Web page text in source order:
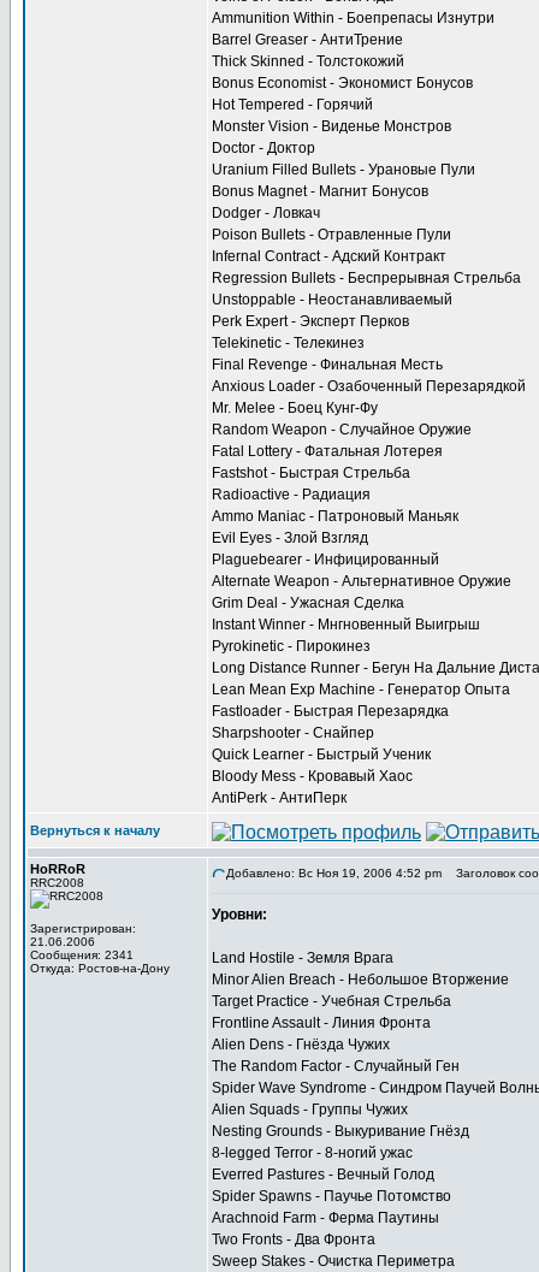
Ammunition Within - Боепрепасы Изнутри
Barrel Greaser - АнтиТрение
Thick Skinned - Толстокожий
Bonus Economist - Экономист Бонусов
Hot Tempered - Горячий
Monster Vision - Виденье Монстров
Doctor - Доктор
Uranium Filled Bullets - Урановые Пули
Bonus Magnet - Магнит Бонусов
Dodger - Ловкач
Poison Bullets - Отравленные Пули
Infernal Contract - Адский Контракт
Regression Bullets - Беспрерывная Стрельба
Unstoppable - Неостанавливаемый
Perk Expert - Эксперт Перков
Telekinetic - Телекинез
Final Revenge - Финальная Месть
Anxious Loader - Озабоченный Перезарядкой
Mr. Melee - Боец Кунг-Фу
Random Weapon - Случайное Оружие
Fatal Lottery - Фатальная Лотерея
Fastshot - Быстрая Стрельба
Radioactive - Радиация
Ammo Maniac - Патроновый Маньяк
Evil Eyes - Злой Взгляд
Plaguebearer - Инфицированный
Alternate Weapon - Альтернативное Оружие
Grim Deal - Ужасная Сделка
Instant Winner - Мнгновенный Выигрыш
Pyrokinetic - Пирокинез
Long Distance Runner - Бегун На Дальние
Lean Mean Exp Machine - Генератор Опыта
Fastloader - Быстрая Перезарядка
Sharpshooter - Снайпер
Quick Learner - Быстрый Ученик
Bloody Mess - Кровавый Хаос
AntiPerk - АнтиПерк
Вернуться к началу
HoRRoR
RRC2008
Зарегистрирован:
21.06.2006
Сообщения: 2341
Откуда: Ростов-на-Дону
Добавлено: Вс Ноя 19, 2006 4:52 pm Заголовок
Уровни:
Land Hostile - Земля Врага
Minor Alien Breach - Небольшое Вторжение
Target Practice - Учебная Стрельба
Frontline Assault - Линия Фронта
Alien Dens - Гнёзда Чужих
The Random Factor - Случайный Ген
Spider Wave Syndrome - Синдром Паучей
Alien Squads - Группы Чужих
Nesting Grounds - Выкуривание Гнёзд
8-legged Terror - 8-ногий ужас
Everred Pastures - Вечный Голод
Spider Spawns - Паучье Потомство
Arachnoid Farm - Ферма Паутины
Two Fronts - Два Фронта
Sweep Stakes - Очистка Периметра